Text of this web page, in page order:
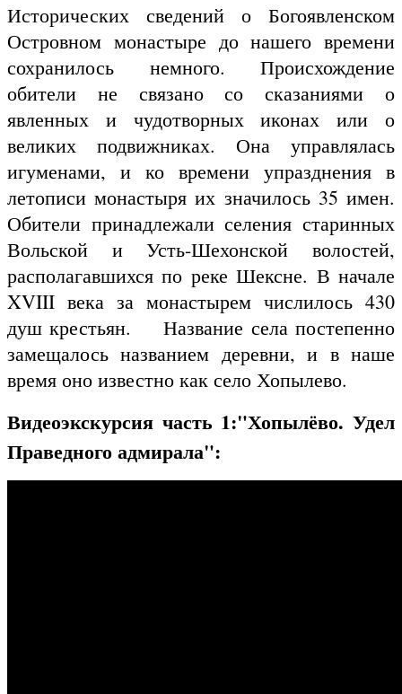
Исторических сведений о Богоявленском
Островном монастыре до нашего времени
сохранилось немного. Происхождение
обители не связано со сказаниями о
явленных и чудотворных иконах или о
великих подвижниках. Она управлялась
игуменами, и ко времени упразднения в
летописи монастыря их значилось 35 имен.
Обители принадлежали селения старинных
Вольской и Усть-Шехонской волостей,
располагавшихся по реке Шексне. В начале
XVIII века за монастырем числилось 430
душ крестьян. Название села постепенно
замещалось названием деревни, и в наше
время оно известно как село Хопылево.
Видеоэкскурсия часть 1:"Хопылёво. Удел
Праведного адмирала":